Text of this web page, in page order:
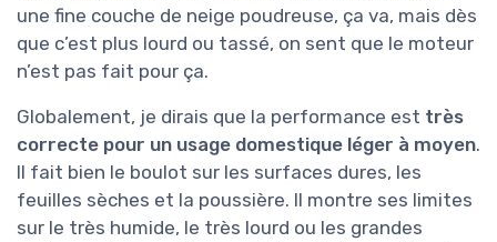
une fine couche de neige poudreuse, ça va, mais dès
que c’est plus lourd ou tassé, on sent que le moteur
n’est pas fait pour ça.
Globalement, je dirais que la performance est très
correcte pour un usage domestique léger à moyen.
Il fait bien le boulot sur les surfaces dures, les
feuilles sèches et la poussière. Il montre ses limites
sur le très humide, le très lourd ou les grandes